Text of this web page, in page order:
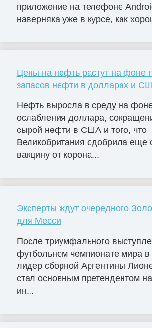
приложение на телефоне
наверняка уже в курсе, как
Цены на нефть растут на фоне
запасов нефти в долларах и
Нефть выросла в среду на
ослабления доллара,
сырой нефти в США и того, что
Великобритания одобрила еще
вакцину от корона...
Эксперты ждут очередного
для Месси
После триумфального
футбольном чемпионате мира в
лидер сборной Аргентины
стал основным претендентом
ин...